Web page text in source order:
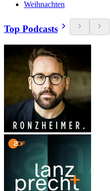
Weihnachten
Top Podcasts